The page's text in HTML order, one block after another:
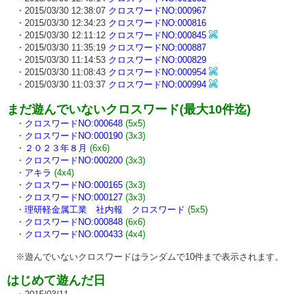
・2015/03/30 12:38:07 クロスワードNO:000967
・2015/03/30 12:34:23 クロスワードNO:000816
・2015/03/30 12:11:12 クロスワードNO:000845
・2015/03/30 11:35:19 クロスワードNO:000887
・2015/03/30 11:14:53 クロスワードNO:000829
・2015/03/30 11:08:43 クロスワードNO:000954
・2015/03/30 11:03:37 クロスワードNO:000994
まだ遊んでいないクロスワード(最大10件迄)
・ クロスワードNO:000648 (5x5)
・ クロスワードNO:000190 (3x3)
・ ２０２３年８月 (6x6)
・ クロスワードNO:000200 (3x3)
・ アキラ (4x4)
・ クロスワードNO:000165 (3x3)
・ クロスワードNO:000127 (3x3)
・ 理研軽金属工業 社内報 クロスワード (5x5)
・ クロスワードNO:000848 (6x6)
・ クロスワードNO:000433 (4x4)
※遊んでいないクロスワードはランダムで10件まで表示されます。
はじめて遊んだ日